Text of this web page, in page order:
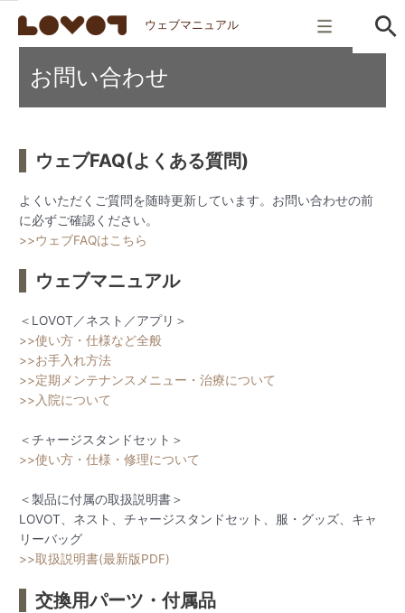
ウェブマニュアル
お問い合わせ
ウェブFAQ(よくある質問)
よくいただくご質問を随時更新しています。お問い合わせの前
に必ずご確認ください。
>>ウェブFAQはこちら
ウェブマニュアル
＜LOVOT／ネスト／アプリ＞
>>使い方・仕様など全般
>>お手入れ方法
>>定期メンテナンスメニュー・治療について
>>入院について
＜チャージスタンドセット＞
>>使い方・仕様・修理について
＜製品に付属の取扱説明書＞
LOVOT、ネスト、チャージスタンドセット、服・グッズ、キャ
リーバッグ
>>取扱説明書(最新版PDF)
交換用パーツ・付属品